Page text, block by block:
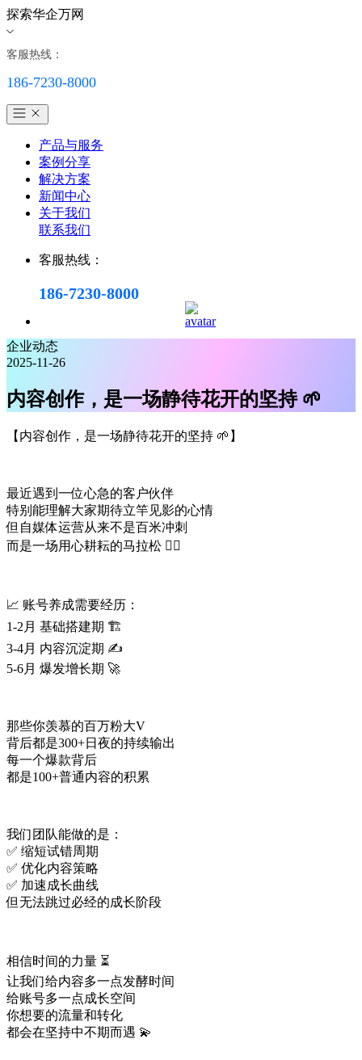
探索华企万网
客服热线：
186-7230-8000
产品与服务
案例分享
解决方案
新闻中心
关于我们
联系我们
客服热线：
186-7230-8000
企业动态
2025-11-26
内容创作，是一场静待花开的坚持 🌱
【内容创作，是一场静待花开的坚持 🌱】
最近遇到一位心急的客户伙伴
特别能理解大家期待立竿见影的心情
但自媒体运营从来不是百米冲刺
而是一场用心耕耘的马拉松 🏃‍♂️
📈 账号养成需要经历：
1-2月 基础搭建期 🏗
3-4月 内容沉淀期 ✍
5-6月 爆发增长期 🚀
那些你羡慕的百万粉大V
背后都是300+日夜的持续输出
每一个爆款背后
都是100+普通内容的积累
我们团队能做的是：
✅ 缩短试错周期
✅ 优化内容策略
✅ 加速成长曲线
但无法跳过必经的成长阶段
相信时间的力量 ⏳
让我们给内容多一点发酵时间
给账号多一点成长空间
你想要的流量和转化
都会在坚持中不期而遇 💫